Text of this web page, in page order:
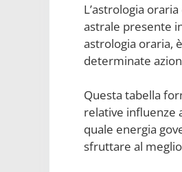
L’astrologia
astrale presente
astrologia oraria,
determinate
Questa tabella
relative influenze
quale energia
sfruttare al